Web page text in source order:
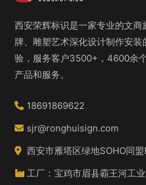
西安荣辉标识是一家专业的文
牌、雕塑艺术深化设计制作安
验，服务客户3500+，4600余
产品和服务。
18691869622
sjr@ronghuisign.com
西安市雁塔区绿地SOHO同盟
工厂：宝鸡市眉县霸王河工